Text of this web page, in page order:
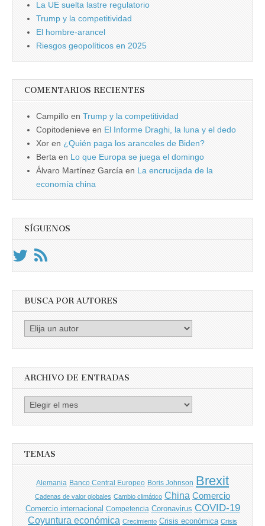
La UE suelta lastre regulatorio
Trump y la competitividad
El hombre-arancel
Riesgos geopolíticos en 2025
COMENTARIOS RECIENTES
Campillo en Trump y la competitividad
Copitodenieve en El Informe Draghi, la luna y el dedo
Xor en ¿Quién paga los aranceles de Biden?
Berta en Lo que Europa se juega el domingo
Álvaro Martínez García en La encrucijada de la
economía china
SÍGUENOS
BUSCA POR AUTORES
Busca
ARCHIVO DE ENTRADAS
Archivo
TEMAS
Alemania Banco Central Europeo Boris Johnson Brexit
Cadenas de valor globales Cambio climático China Comercio
Comercio internacional Competencia Coronavirus COVID-19
Coyuntura económica Crecimiento Crisis económica Crisis